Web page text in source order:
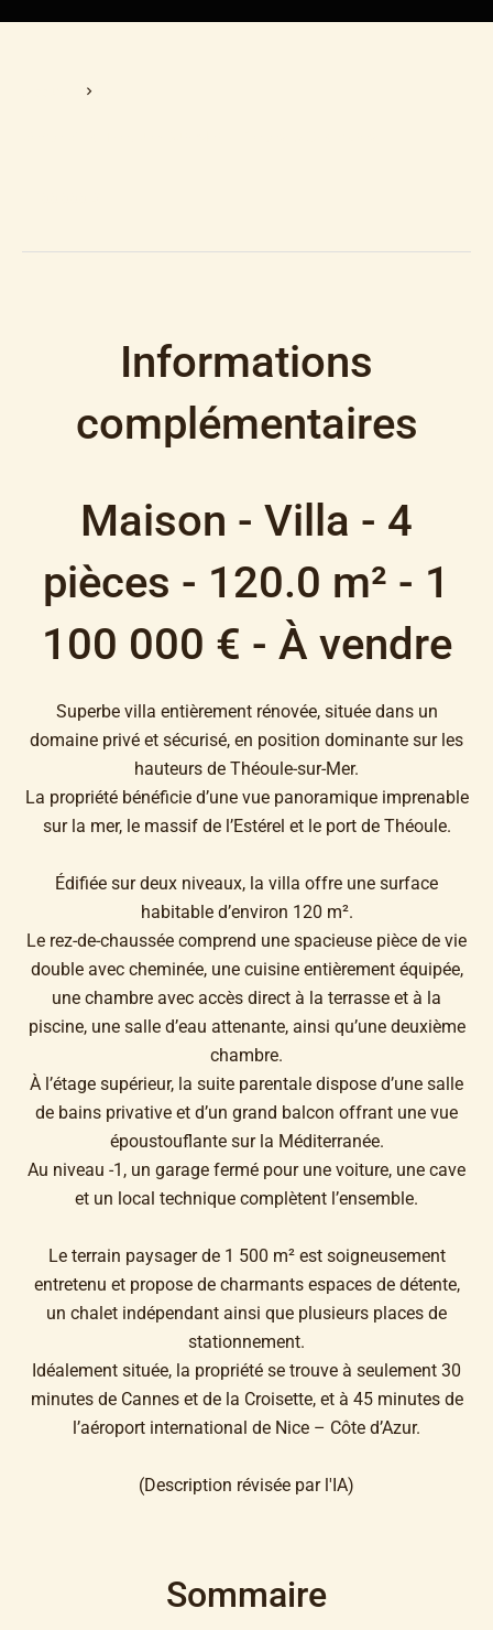
Informations
complémentaires
Maison - Villa - 4
pièces - 120.0 m² - 1
100 000 € - À vendre
Superbe villa entièrement rénovée, située dans un
domaine privé et sécurisé, en position dominante sur les
hauteurs de Théoule-sur-Mer.
La propriété bénéficie d’une vue panoramique imprenable
sur la mer, le massif de l’Estérel et le port de Théoule.
Édifiée sur deux niveaux, la villa offre une surface
habitable d’environ 120 m².
Le rez-de-chaussée comprend une spacieuse pièce de vie
double avec cheminée, une cuisine entièrement équipée,
une chambre avec accès direct à la terrasse et à la
piscine, une salle d’eau attenante, ainsi qu’une deuxième
chambre.
À l’étage supérieur, la suite parentale dispose d’une salle
de bains privative et d’un grand balcon offrant une vue
époustouflante sur la Méditerranée.
Au niveau -1, un garage fermé pour une voiture, une cave
et un local technique complètent l’ensemble.
Le terrain paysager de 1 500 m² est soigneusement
entretenu et propose de charmants espaces de détente,
un chalet indépendant ainsi que plusieurs places de
stationnement.
Idéalement située, la propriété se trouve à seulement 30
minutes de Cannes et de la Croisette, et à 45 minutes de
l’aéroport international de Nice – Côte d’Azur.
(Description révisée par l'IA)
Sommaire